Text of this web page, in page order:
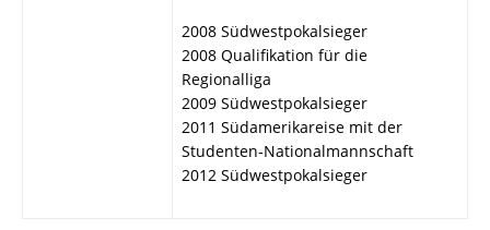
2008 Südwestpokalsieger
2008 Qualifikation für die
Regionalliga
2009 Südwestpokalsieger
2011 Südamerikareise mit der
Studenten-Nationalmannschaft
2012 Südwestpokalsieger